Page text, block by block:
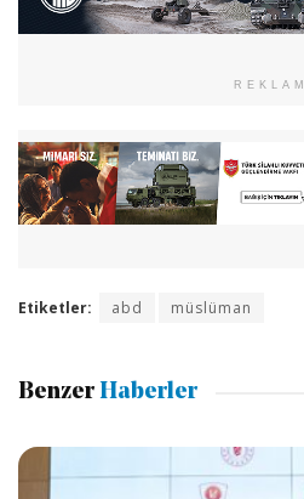
REKLAM
Etiketler: abd müslüman
Benzer Haberler